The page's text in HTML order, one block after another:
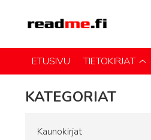
ETUSIVU TIETOKIRJAT
KATEGORIAT
Kaunokirjat